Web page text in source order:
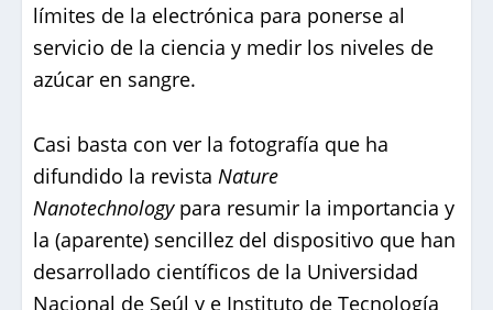
límites de la electrónica para ponerse al
servicio de la ciencia y medir los niveles de
azúcar en sangre.
Casi basta con ver la fotografía que ha
difundido la revista Nature
Nanotechnologypara resumir la importancia y
la (aparente) sencillez del dispositivo que han
desarrollado científicos de la Universidad
Nacional de Seúl y e Instituto de Tecnología